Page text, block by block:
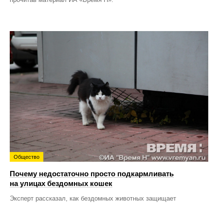
Общество
Почему недостаточно просто подкармливать
на улицах бездомных кошек
Эксперт рассказал, как бездомных животных защищает